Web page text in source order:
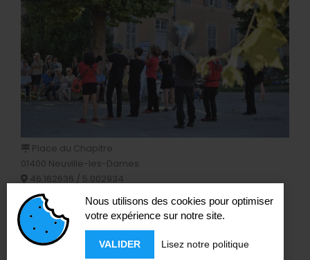
Nous utilisons des cookies pour optimiser
votre expérience sur notre site.
VALIDER Lisez notre politique
Place du Chapitre
01400 Neuville-les-Dames
46.162636 / 5.002934
VOIR LE LIEU